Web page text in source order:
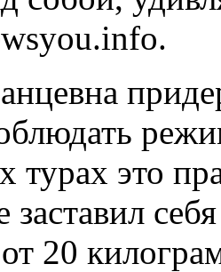
турах это
заставил
20